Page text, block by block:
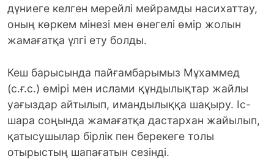
дүниеге келген мерейлі мейрамды насихаттау,
оның көркем мінезі мен өнегелі өмір жолын
жамағатқа үлгі ету болды.
Кеш барысында пайғамбарымыз Мұхаммед
(с.ғ.с.) өмірі мен ислами құндылықтар жайлы
уағыздар айтылып, имандылыққа шақыру. Іс-
шара соңында жамағатқа дастархан жайылып,
қатысушылар бірлік пен берекеге толы
отырыстың шапағатын сезінді.